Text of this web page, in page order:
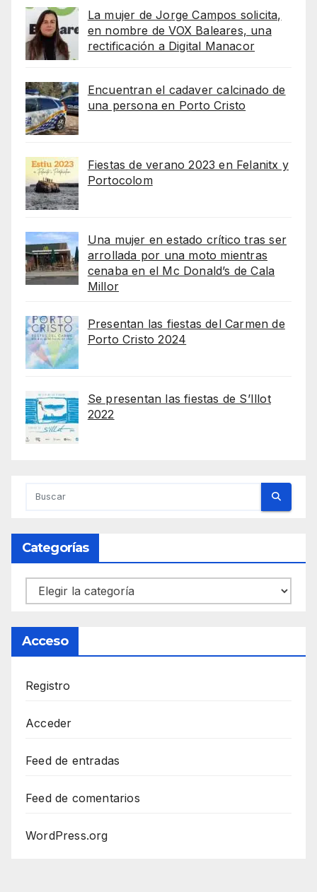
La mujer de Jorge Campos solicita,
en nombre de VOX Baleares, una
rectificación a Digital Manacor
Encuentran el cadaver calcinado de
una persona en Porto Cristo
Fiestas de verano 2023 en Felanitx y
Portocolom
Una mujer en estado crítico tras ser
arrollada por una moto mientras
cenaba en el Mc Donald’s de Cala
Millor
Presentan las fiestas del Carmen de
Porto Cristo 2024
Se presentan las fiestas de S’Illot
2022
Categorías
Categorías
Acceso
Registro
Acceder
Feed de entradas
Feed de comentarios
WordPress.org